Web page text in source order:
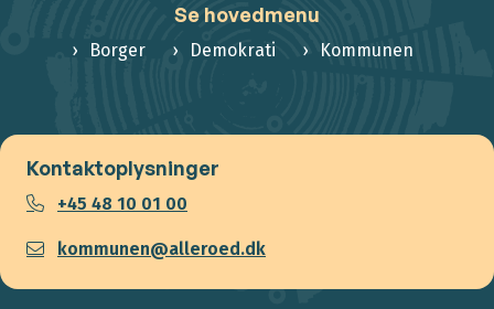
Se hovedmenu
Borger Demokrati Kommunen
Kontaktoplysninger
+45 48 10 01 00
kommunen@alleroed.dk